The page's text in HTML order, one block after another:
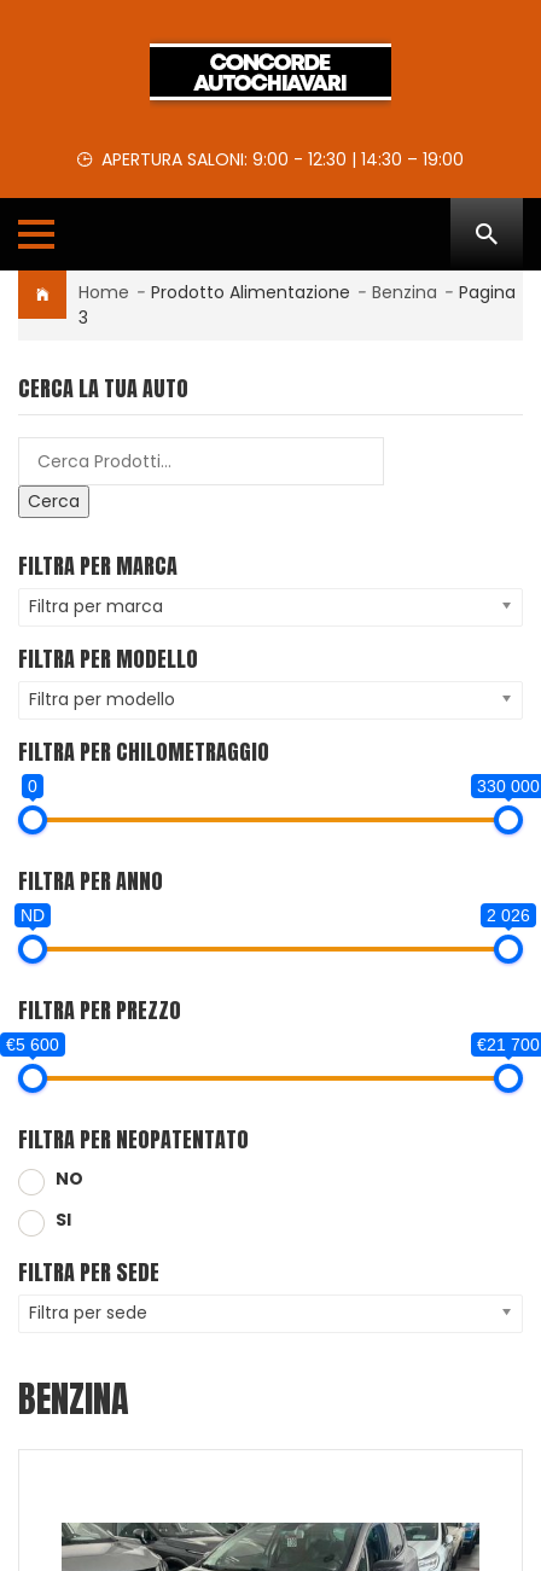
APERTURA SALONI: 9:00 - 12:30 | 14:30 – 19:00
Home - Prodotto Alimentazione - Benzina - Pagina
3
CERCA LA TUA AUTO
Cerca
FILTRA PER MARCA
Filtra per marca
FILTRA PER MODELLO
Filtra per modello
FILTRA PER CHILOMETRAGGIO
0 330 000
FILTRA PER ANNO
ND 2 026
FILTRA PER PREZZO
€5 600 €21 700
FILTRA PER NEOPATENTATO
NO
SI
FILTRA PER SEDE
Filtra per sede
BENZINA